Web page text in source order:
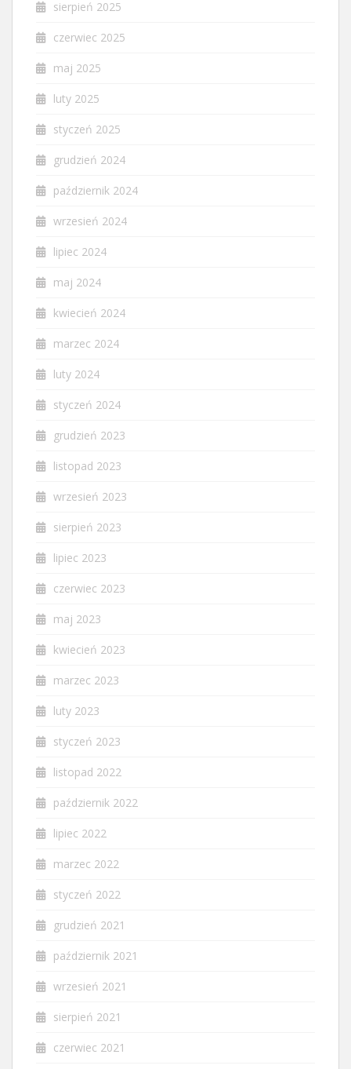
sierpień 2025
czerwiec 2025
maj 2025
luty 2025
styczeń 2025
grudzień 2024
październik 2024
wrzesień 2024
lipiec 2024
maj 2024
kwiecień 2024
marzec 2024
luty 2024
styczeń 2024
grudzień 2023
listopad 2023
wrzesień 2023
sierpień 2023
lipiec 2023
czerwiec 2023
maj 2023
kwiecień 2023
marzec 2023
luty 2023
styczeń 2023
listopad 2022
październik 2022
lipiec 2022
marzec 2022
styczeń 2022
grudzień 2021
październik 2021
wrzesień 2021
sierpień 2021
czerwiec 2021